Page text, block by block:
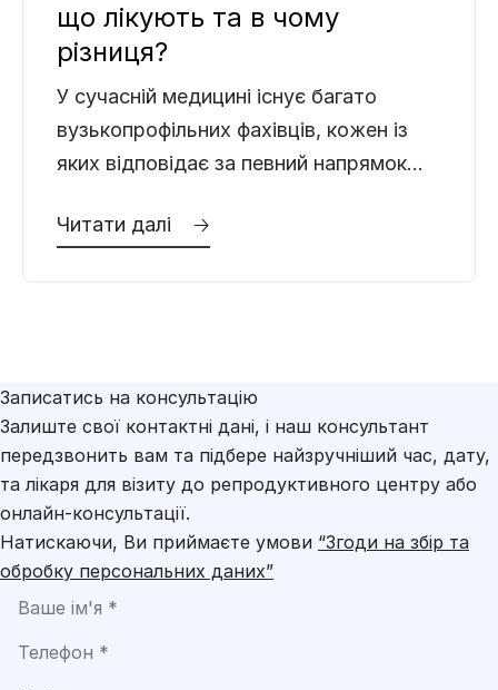
що лікують та в чому
різниця?
У сучасній медицині існує багато
вузькопрофільних фахівців, кожен із
яких відповідає за певний напрямок
захворювання чоловічої статевої та
Читати далі 🡢
Записатись на консультацію
Залиште свої контактні дані, і наш консультант
передзвонить вам та підбере найзручніший час, дату,
та лікаря для візиту до репродуктивного центру або
онлайн-консультації.
Натискаючи, Ви приймаєте умови “Згоди на збір та
обробку персональних даних”